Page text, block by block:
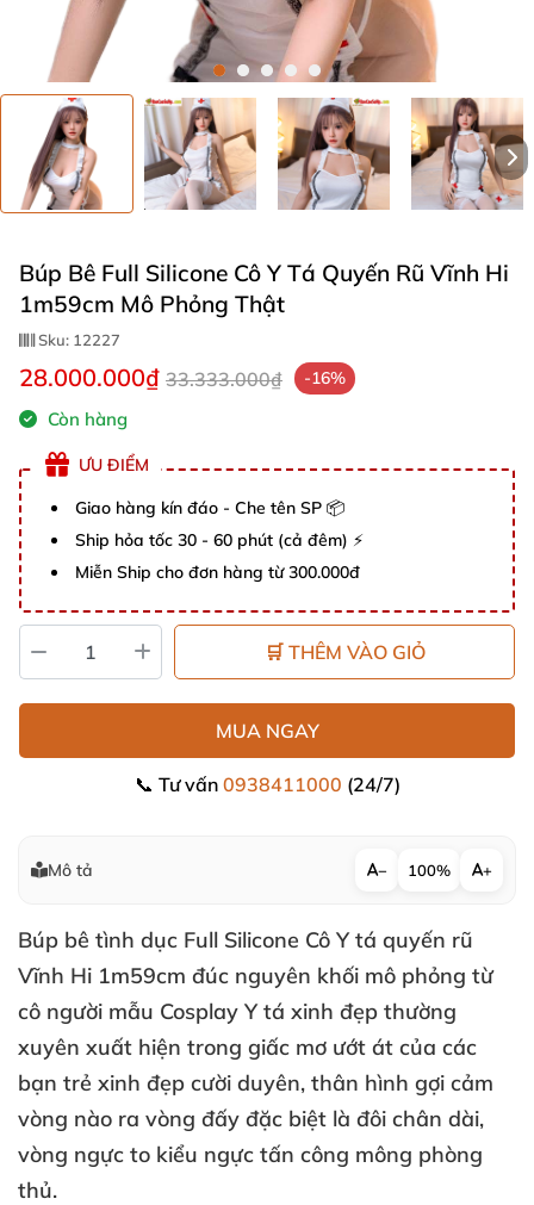
Búp Bê Full Silicone Cô Y Tá Quyến Rũ Vĩnh Hi
1m59cm Mô Phỏng Thật
Sku: 12227
28.000.000₫ 33.333.000₫ -16%
Còn hàng
ƯU ĐIỂM
Giao hàng kín đáo - Che tên SP 📦
Ship hỏa tốc 30 - 60 phút (cả đêm) ⚡
Miễn Ship cho đơn hàng từ 300.000đ
🛒 THÊM VÀO GIỎ
MUA NGAY
📞 Tư vấn 0938411000 (24/7)
Mô tả − 100% +
Búp bê tình dục Full Silicone Cô Y tá quyến rũ
Vĩnh Hi 1m59cm đúc nguyên khối mô phỏng từ
cô người mẫu Cosplay Y tá xinh đẹp thường
xuyên xuất hiện trong giấc mơ ướt át của các
bạn trẻ xinh đẹp cười duyên, thân hình gợi cảm
vòng nào ra vòng đấy đặc biệt là đôi chân dài,
vòng ngực to kiểu ngực tấn công mông phòng
thủ.